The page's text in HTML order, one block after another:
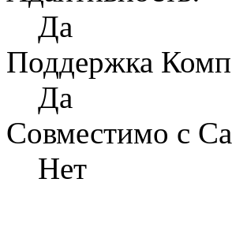
Да
Поддержка
Да
Совместимо с
Нет